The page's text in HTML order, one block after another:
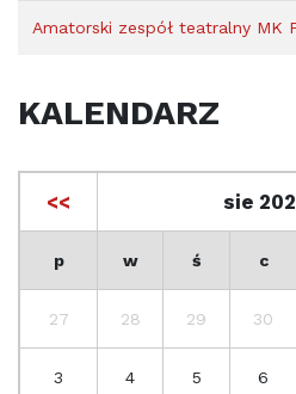
Amatorski zespół teatralny MK
KALENDARZ
<< sie
p w ś c
27 28 29 30
3 4 5 6